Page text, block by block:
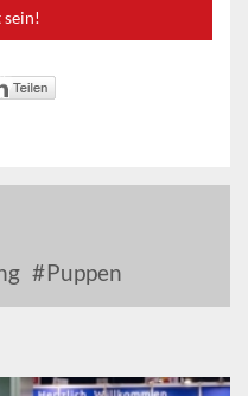
Puppen